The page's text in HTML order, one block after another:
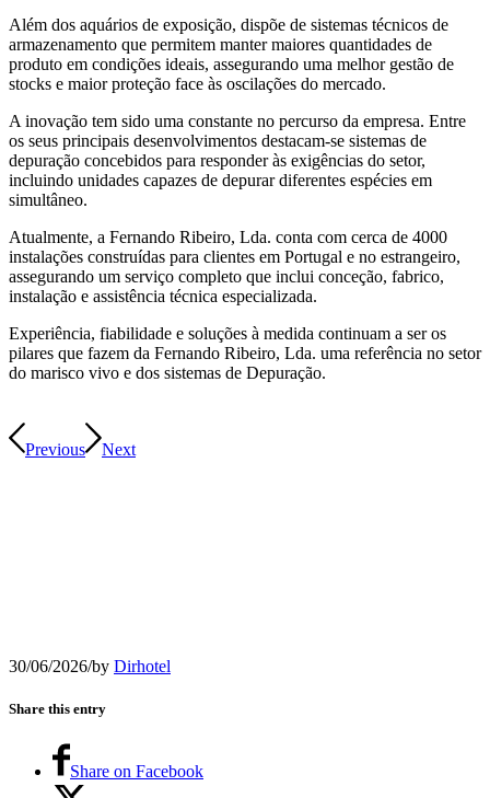
Além dos aquários de exposição, dispõe de sistemas técnicos de
armazenamento que permitem manter maiores quantidades de
produto em condições ideais, assegurando uma melhor gestão de
stocks e maior proteção face às oscilações do mercado.
A inovação tem sido uma constante no percurso da empresa. Entre
os seus principais desenvolvimentos destacam-se sistemas de
depuração concebidos para responder às exigências do setor,
incluindo unidades capazes de depurar diferentes espécies em
simultâneo.
Atualmente, a Fernando Ribeiro, Lda. conta com cerca de 4000
instalações construídas para clientes em Portugal e no estrangeiro,
assegurando um serviço completo que inclui conceção, fabrico,
instalação e assistência técnica especializada.
Experiência, fiabilidade e soluções à medida continuam a ser os
pilares que fazem da Fernando Ribeiro, Lda. uma referência no setor
do marisco vivo e dos sistemas de Depuração.
Previous Next
30/06/2026/by Dirhotel
Share this entry
Share on Facebook